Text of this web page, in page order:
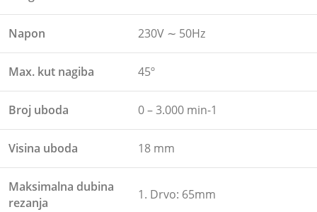
Napon 230V ∼ 50Hz
Max. kut nagiba 45º
Broj uboda 0 – 3.000 min-1
Visina uboda 18 mm
Maksimalna dubina
rezanja
1. Drvo: 65mm